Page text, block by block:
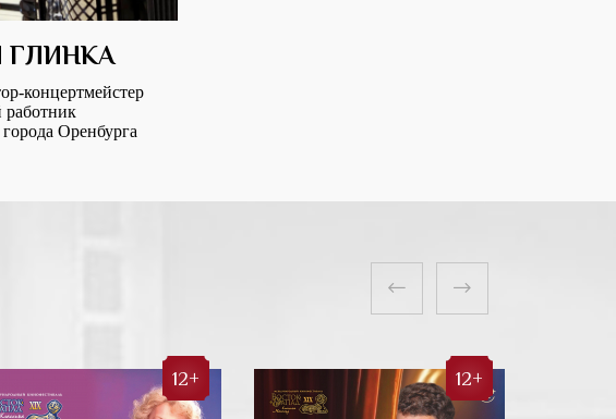
ГЛИНКА
концертмейстер
Оренбурга
12+ 12+